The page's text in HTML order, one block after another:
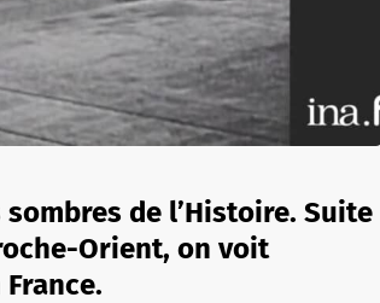
de l’Histoire. Suite
Orient, on voit